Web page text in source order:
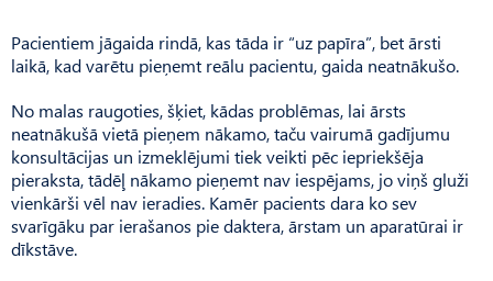
Pacientiem jāgaida rindā, kas tāda ir “uz papīra”, bet ārsti
laikā, kad varētu pieņemt reālu pacientu, gaida neatnākušo.
No malas raugoties, šķiet, kādas problēmas, lai ārsts
neatnākušā vietā pieņem nākamo, taču vairumā gadījumu
konsultācijas un izmeklējumi tiek veikti pēc iepriekšēja
pieraksta, tādēļ nākamo pieņemt nav iespējams, jo viņš gluži
vienkārši vēl nav ieradies. Kamēr pacients dara ko sev
svarīgāku par ierašanos pie daktera, ārstam un aparatūrai ir
dīkstāve.